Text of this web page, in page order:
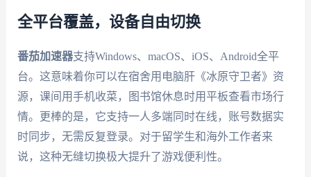
全平台覆盖，设备自由切换
番茄加速器支持Windows、macOS、iOS、Android全平
台。这意味着你可以在宿舍用电脑肝《冰原守卫者》资
源，课间用手机收菜，图书馆休息时用平板查看市场行
情。更棒的是，它支持一人多端同时在线，账号数据实
时同步，无需反复登录。对于留学生和海外工作者来
说，这种无缝切换极大提升了游戏便利性。